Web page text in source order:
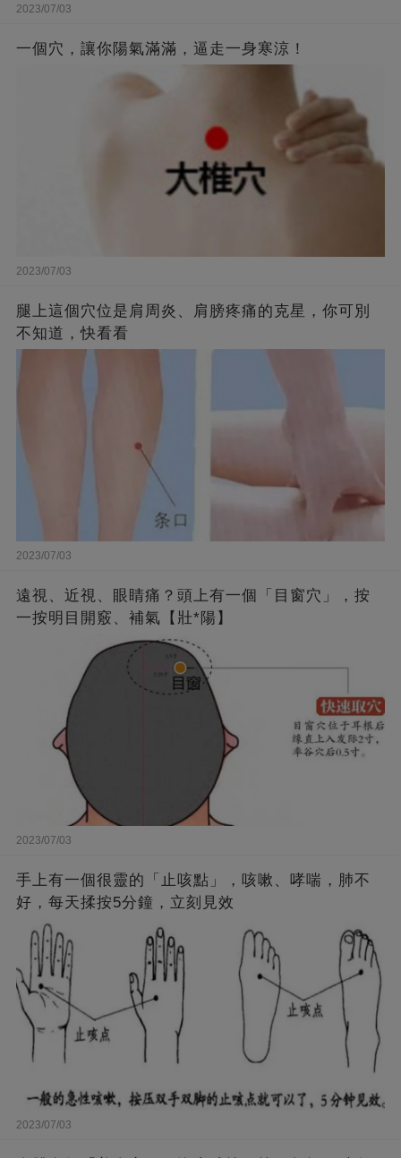
2023/07/03
一個穴，讓你陽氣滿滿，逼走一身寒涼！
2023/07/03
腿上這個穴位是肩周炎、肩膀疼痛的克星，你可別
不知道，快看看
2023/07/03
遠視、近視、眼睛痛？頭上有一個「目窗穴」，按
一按明目開竅、補氣【壯*陽】
2023/07/03
手上有一個很靈的「止咳點」，咳嗽、哮喘，肺不
好，每天揉按5分鐘，立刻見效
2023/07/03